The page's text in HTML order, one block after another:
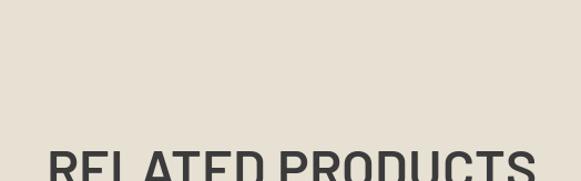
RELATED PRODUCTS